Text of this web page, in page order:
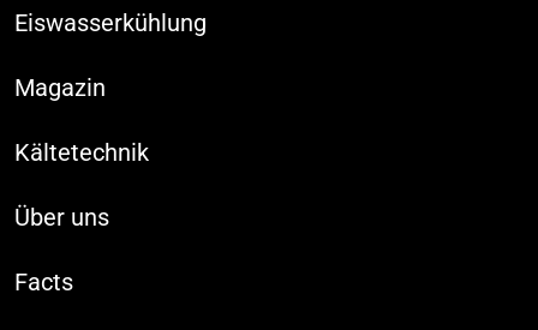
Eiswasserkühlung
Magazin
Kältetechnik
Über uns
Facts